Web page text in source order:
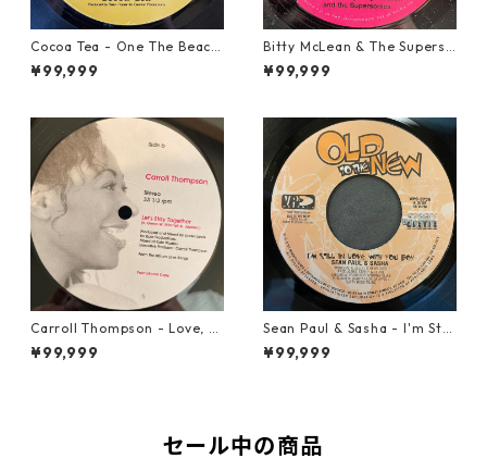
Cocoa Tea - One The Beach
【7-21919】
¥99,999
Bitty McLean & The Superso
nics - Walk Away From Love
【7-21989】
¥99,999
Carroll Thompson - Love, N
eed And Want You【12-2198
3】
¥99,999
Sean Paul & Sasha - I'm Still
In Love With You Boy【7-218
78】
¥99,999
セール中の商品